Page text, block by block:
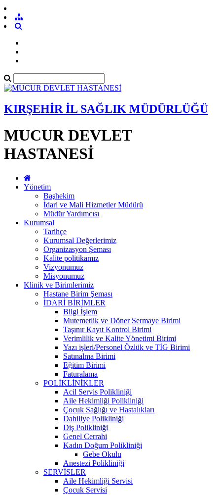
KIRŞEHİR İL SAĞLIK MÜDÜRLÜĞÜ
MUCUR DEVLET
HASTANESİ
Yönetim
Başhekim
İdari ve Mali Hizmetler Müdürü
Müdür Yardımcısı
Kurumsal
Tarihçe
Kurumsal Değerlerimiz
Organizasyon Şeması
Kalite politikamız
Vizyonumuz
Misyonumuz
Klinik ve Birimlerimiz
Hastane Birim Şeması
İDARİ BİRİMLER
Bilgi İşlem
Mutemetlik ve Döner Sermaye Birimi
Taşınır Kayıt Kontrol Birimi
Verimlilik ve Kalite Yönetimi Birimi
Yazı işleri/Personel Özlük ve TİG Birimi
Satınalma Birimi
Eğitim Birimi
Faturalama
POLİKLİNİKLER
Acil Servis Polikliniği
Aile Hekimliği Polikliniği
Çocuk Sağlığı ve Hastalıkları
Dahiliye Polikliniği
Diş Polikliniği
Genel Cerrahi
Kadın Doğum Polikliniği
Gebe Okulu
Anestezi Polikliniği
SERVİSLER
Aile Hekimliği Servisi
Çocuk Servisi